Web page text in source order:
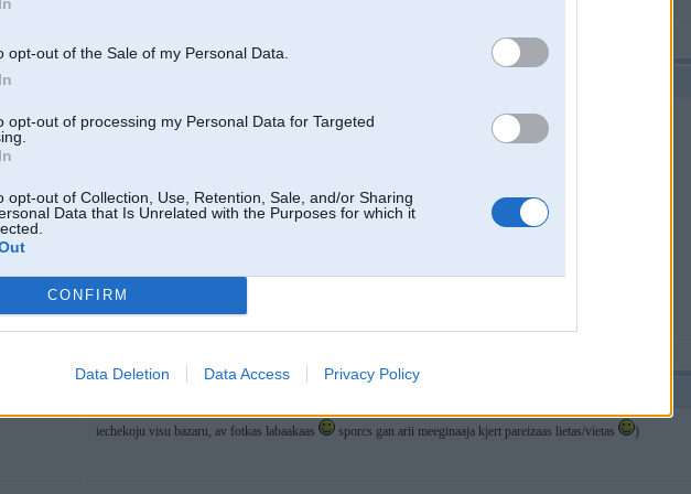
opt-out of the Sale of my Personal Data.
opt-out of processing my Personal Data for Targeted
opt-out of Collection, Use, Retention, Sale, and/or Sharing
Data that Is Unrelated with the Purposes for which it
CONFIRM
Data Deletion Data Access Privacy Policy
M50 `24
ja Jomex ar saviem baloniem bij pelnijis vismaz kadu ALU, vinja saules bij visniknakaas
Нехай подохне суче плем’я!!!!
iechekoju visu bazaru, av fotkas labaakaas sporcs gan arii meeginaaja kjert pareizaas lietas/vietas )